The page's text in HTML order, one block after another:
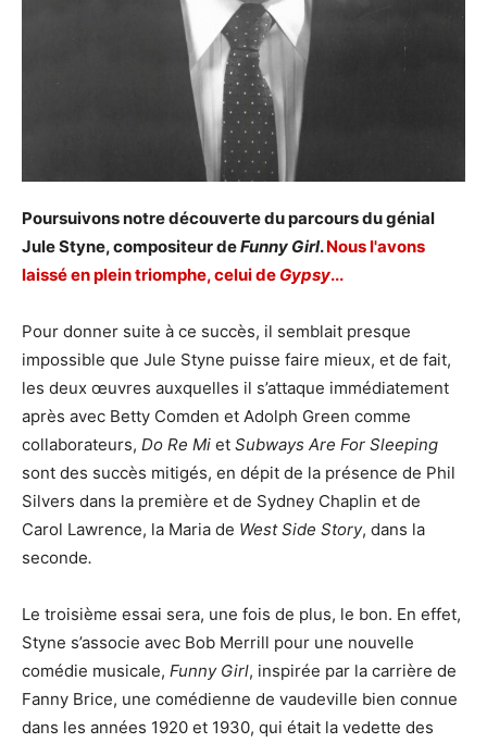
Poursuivons notre découverte du parcours du génial
Jule Styne, compositeur deFunny Girl.Nous l'avons
laissé en plein triomphe, celui de Gypsy...
Pour donner suite à ce succès, il semblait presque
impossible que Jule Styne puisse faire mieux, et de fait,
les deux œuvres auxquelles il s’attaque immédiatement
après avec Betty Comden et Adolph Green comme
collaborateurs, Do Re Mi et Subways Are For Sleeping
sont des succès mitigés, en dépit de la présence de Phil
Silvers dans la première et de Sydney Chaplin et de
Carol Lawrence, la Maria de West Side Story, dans la
seconde.
Le troisième essai sera, une fois de plus, le bon. En effet,
Styne s’associe avec Bob Merrill pour une nouvelle
comédie musicale, Funny Girl, inspirée par la carrière de
Fanny Brice, une comédienne de vaudeville bien connue
dans les années 1920 et 1930, qui était la vedette des